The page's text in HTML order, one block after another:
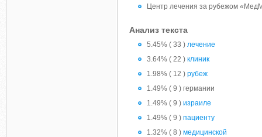
Центр лечения за рубежом
Анализ текста
5.45% ( 33 ) лечение
3.64% ( 22 ) клиник
1.98% ( 12 ) рубеж
1.49% ( 9 ) германии
1.49% ( 9 ) израиле
1.49% ( 9 ) пациенту
1.32% ( 8 ) медицинской